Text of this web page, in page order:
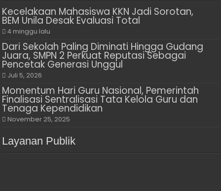
Kecelakaan Mahasiswa KKN Jadi Sorotan,
BEM Unila Desak Evaluasi Total
4 minggu lalu
Dari Sekolah Paling Diminati Hingga Gudang
Juara, SMPN 2 Perkuat Reputasi Sebagai
Pencetak Generasi Unggul
Juli 5, 2026
Momentum Hari Guru Nasional, Pemerintah
Finalisasi Sentralisasi Tata Kelola Guru dan
Tenaga Kependidikan
November 25, 2025
Layanan Publik